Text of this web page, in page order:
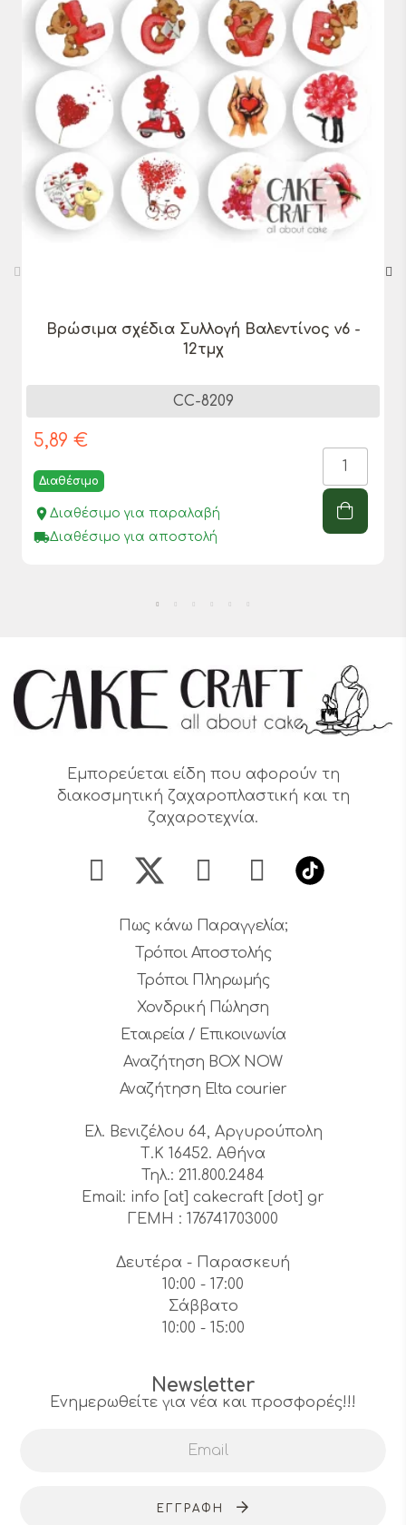
Βρώσιμα σχέδια Συλλογή Βαλεντίνος ν6 -
12τμχ
CC-8209
5,89 €
Διαθέσιμο
place Διαθέσιμο για παραλαβή
local_shippingΔιαθέσιμο για αποστολή
Εμπορεύεται είδη που αφορούν τη
διακοσμητική ζαχαροπλαστική και τη
ζαχαροτεχνία.
Πως κάνω Παραγγελία;
Τρόποι Αποστολής
Τρόποι Πληρωμής
Χονδρική Πώληση
Εταιρεία / Επικοινωνία
Αναζήτηση BOX NOW
Αναζήτηση Elta courier
Ελ. Βενιζέλου 64, Αργυρούπολη
Τ.Κ 16452. Αθήνα
Τηλ.: 211.800.2484
Email: info [at] cakecraft [dot] gr
ΓΕΜΗ : 176741703000
Δευτέρα - Παρασκευή
10:00 - 17:00
Σάββατο
10:00 - 15:00
Newsletter
Ενημερωθείτε για νέα και προσφορές!!!
ΕΓΓΡΑΦΉ